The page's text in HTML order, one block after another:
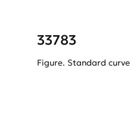
33783
Figure. Standard curve